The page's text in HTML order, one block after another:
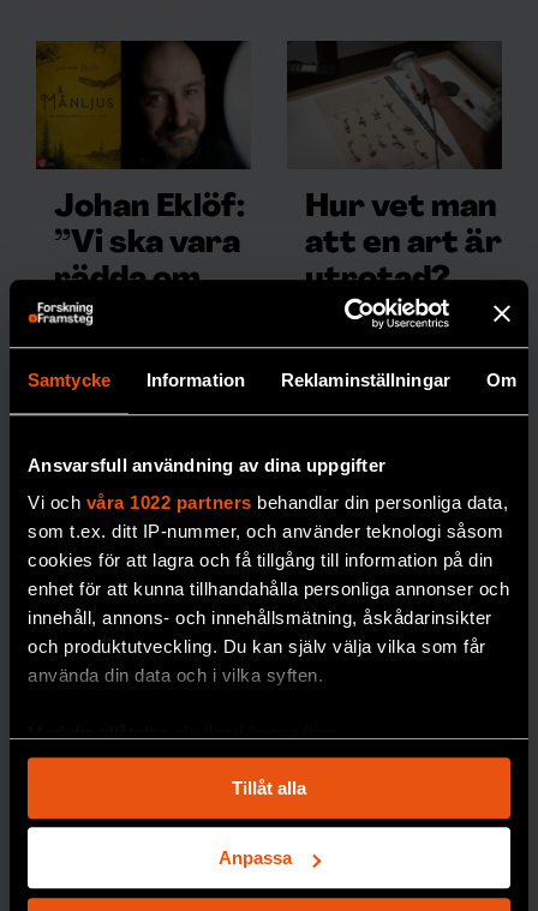
Samtycke Information Reklaminställningar Om
Ansvarsfull användning av dina uppgifter
Vi och våra 1022 partners behandlar din personliga data,
som t.ex. ditt IP-nummer, och använder teknologi såsom
cookies för att lagra och få tillgång till information på din
enhet för att kunna tillhandahålla personliga annonser och
innehåll, annons- och innehållsmätning, åskådarinsikter
och produktutveckling. Du kan själv välja vilka som får
använda din data och i vilka syften.
som kan ha en noggrannhet på upp till flera meter
Identifiera din enhet genom att aktivt skanna den
för specifika kännetecken (fingeravtryck)
Ta reda på mer om hur dina personliga uppgifter
Tillåt alla
Anpassa
Johan Eklöf:
”Vi ska vara
rädda om
månskenet”
I boken Månljus
skildrar biologen
Johan Eklöf de
upphov till på
jorden.
Hur vet man
att en art är
utrotad?
30 procent avalla
arter som har klassats
som utrotade
modeller och AI ska
bedömningarna få
bättre precision.
PREMIUM
BIOLOGISK MÅNGFALD
frysrum på